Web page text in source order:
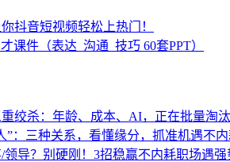
抖音短视频轻松上热门！
课件（表达_沟通_技巧 60套PPT）
职场遇强